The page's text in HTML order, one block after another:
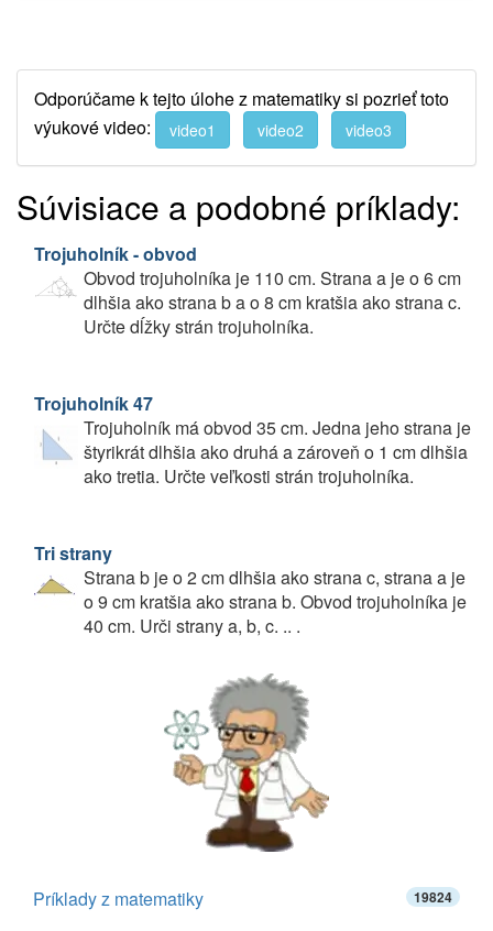
Odporúčame k tejto úlohe z matematiky si pozrieť toto
výukové video:
video1 video2 video3
Súvisiace a podobné príklady:
Trojuholník - obvod
Obvod trojuholníka je 110 cm. Strana a je o 6 cm
dlhšia ako strana b a o 8 cm kratšia ako strana c.
Určte dĺžky strán trojuholníka.
Trojuholník 47
Trojuholník má obvod 35 cm. Jedna jeho strana je
štyrikrát dlhšia ako druhá a zároveň o 1 cm dlhšia
ako tretia. Určte veľkosti strán trojuholníka.
Tri strany
Strana b je o 2 cm dlhšia ako strana c, strana a je
o 9 cm kratšia ako strana b. Obvod trojuholníka je
40 cm. Urči strany a, b, c. .. .
Príklady z matematiky 19824